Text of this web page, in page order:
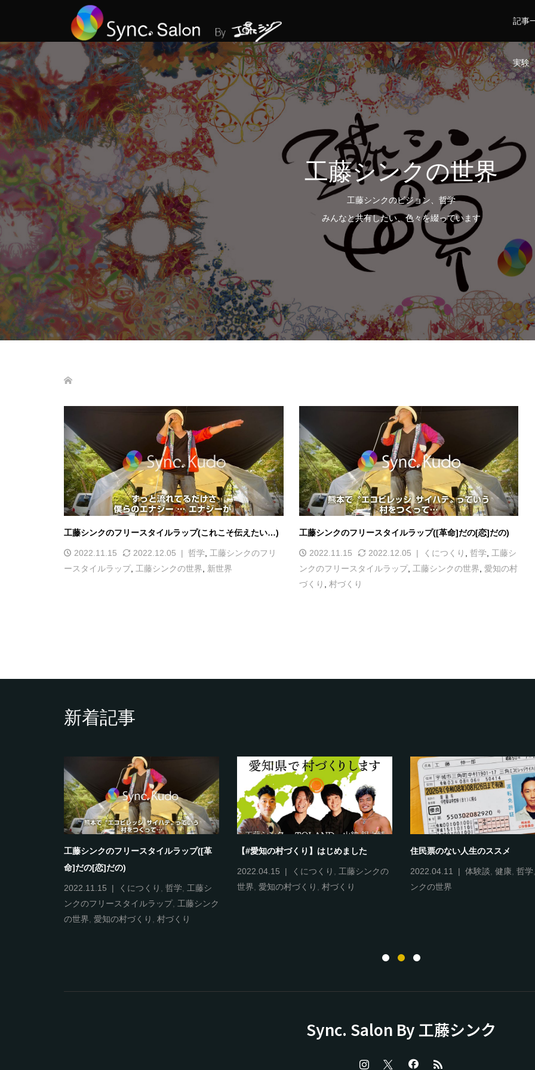
記事
実験
工藤シンクの世界
工藤シンクのビジョン、哲学
みんなと共有したい、色々を綴っています
工藤シンクのフリースタイルラップ(これこそ伝えたい…)
2022.11.15 2022.12.05 哲学
工藤シンクのフリ
ースタイルラップ, 工藤シンクの世界 新世界
工藤シンクのフリースタイルラップ([革命]だの[恋]だの)
2022.11.15 2022.12.05 くにつくり 哲学
工藤シ
ンクのフリースタイルラップ, 工藤シンクの世界 愛知の村
づくり
村づくり
新着記事
工藤シンクのフリースタイルラップ([革
命]だの[恋]だの)
2022.11.15 くにつくり 哲学 工藤シ
ンクのフリースタイルラップ, 工藤シンク
の世界 愛知の村づくり 村づくり
【#愛知の村づくり】はじめました
2022.04.15 くにつくり
工藤シンクの
世界 愛知の村づくり 村づくり
住民票のない人生のススメ
2022.04.11 体験談 健康, 哲学
ンクの世界
Sync. Salon By 工藤シンク